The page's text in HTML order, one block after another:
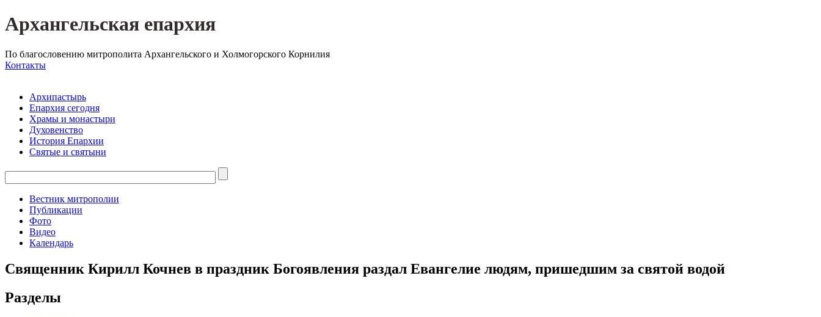
Архангельская епархия
По благословению митрополита Архангельского и Холмогорского Корнилия
Контакты
Архипастырь
Епархия сегодня
Храмы и монастыри
Духовенство
История Епархии
Святые и святыни
Вестник митрополии
Публикации
Фото
Видео
Календарь
Священник Кирилл Кочнев в праздник Богоявления раздал Евангелие людям, пришедшим за святой водой
Разделы